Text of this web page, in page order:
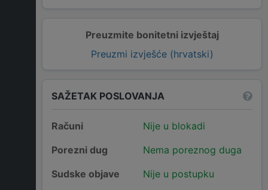
Preuzmite bonitetni izvještaj
Preuzmi izvješće (hrvatski)
SAŽETAK POSLOVANJA
Računi
Nije u blokadi
Porezni dug
Nema poreznog duga
Sudske objave
Nije u postupku